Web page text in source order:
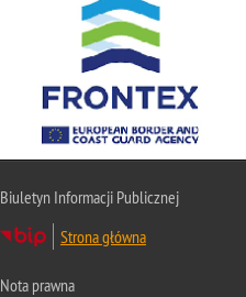
Biuletyn Informacji Publicznej
Strona główna
Nota prawna